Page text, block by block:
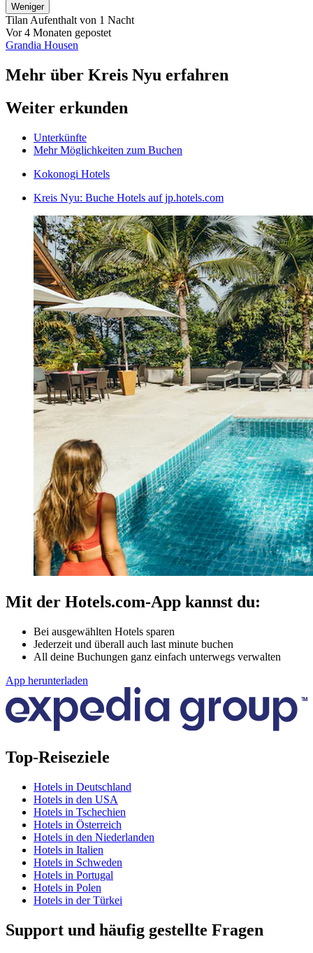
Weniger
TilanAufenthalt von 1 Nacht
Vor 4 Monaten gepostet
Grandia Housen
Mehr über Kreis Nyu erfahren
Weiter erkunden
Unterkünfte
Mehr Möglichkeiten zum Buchen
Kokonogi Hotels
Kreis Nyu: Buche Hotels auf jp.hotels.com
Mit der Hotels.com-App kannst du:
Bei ausgewählten Hotels sparen
Jederzeit und überall auch last minute buchen
All deine Buchungen ganz einfach unterwegs verwalten
App herunterladen
Top-Reiseziele
Hotels in Deutschland
Hotels in den USA
Hotels in Tschechien
Hotels in Österreich
Hotels in den Niederlanden
Hotels in Italien
Hotels in Schweden
Hotels in Portugal
Hotels in Polen
Hotels in der Türkei
Support und häufig gestellte Fragen